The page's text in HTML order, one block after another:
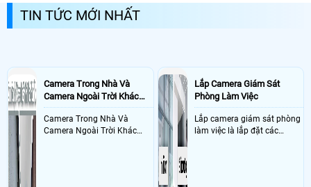
phòng là giải pháp camera tiết kiệm chi phí hiệu
quả giám sát.
TIN TỨC MỚI NHẤT
Camera Trong Nhà Và
Camera Ngoài Trời Khác
Nhau Như Thế Nào
Camera Trong Nhà Và
Camera Ngoài Trời Khác
Lắp Camera Giám Sát
Phòng Làm Việc
Lắp camera giám sát phòng
làm việc là lắp đặt các